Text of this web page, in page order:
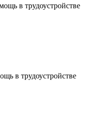
в трудоустройстве
в трудоустройстве